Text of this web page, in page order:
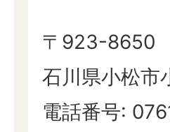
〒923-8650
石川県小松市
電話番号: